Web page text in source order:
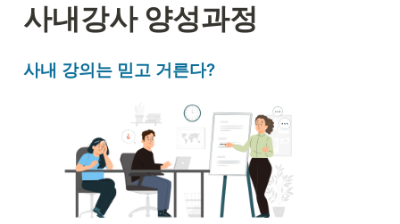
사내강사 양성과정
사내 강의는 믿고 거른다?